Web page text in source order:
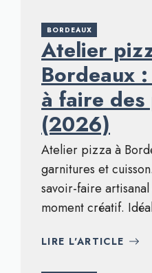
BORDEAUX
Atelier
Bordeaux
à faire des
(2026)
Atelier pizza à
garnitures et
savoir-faire
moment créatif.
LIRE L'ARTICLE